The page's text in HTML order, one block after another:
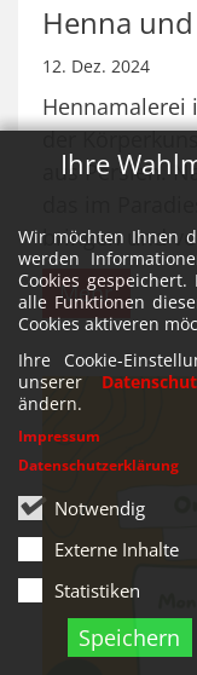
Ihre
Wir möchten Ihnen
werden
Cookies
alle Funktionen
Cookies aktiveren
Ihre Cookie-
unserer
ändern.
Notwendig
Externe Inhalte
Statistiken
Speichern
Impressum
Datenschutzerklärung
Henna
12. Dez. 2024
Hennamalerei
der
aus Persien.
das im
bringen und
Mehr